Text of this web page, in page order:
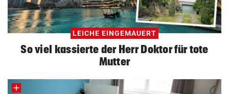
LEICHE EINGEMAUERT
So viel kassierte der Herr Doktor für tote
Mutter